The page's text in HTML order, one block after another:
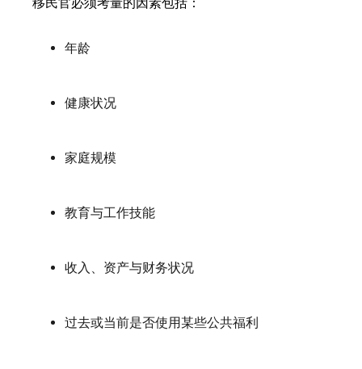
年龄
健康状况
家庭规模
教育与工作技能
收入、资产与财务状况
过去或当前是否使用某些公共福利